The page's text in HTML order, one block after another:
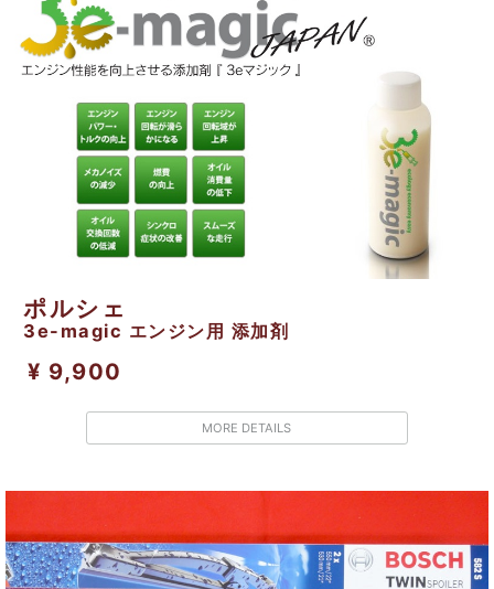
ポルシェ
3e-magic エンジン用 添加剤
¥ 9,900
MORE DETAILS